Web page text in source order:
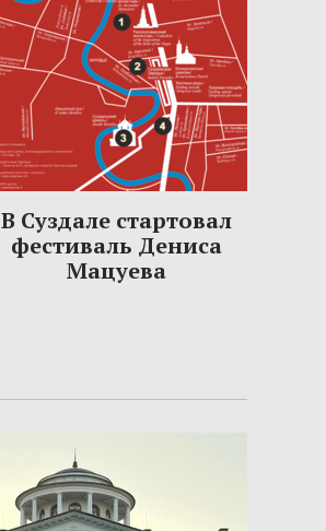
В Суздале стартовал
фестиваль Дениса
Мацуева